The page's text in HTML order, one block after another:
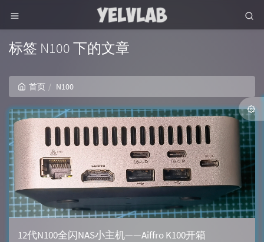
标签 N100 下的文章
首页 N100
12代N100全闪NAS小主机——Aiffro K100开箱